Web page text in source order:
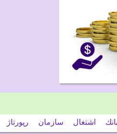
بانك اشتغال سازمان رپورتاژ